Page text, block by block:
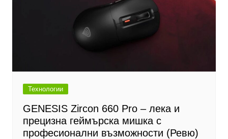
Технологии
GENESIS Zircon 660 Pro – лека и
прецизна геймърска мишка с
професионални възможности (Ревю)